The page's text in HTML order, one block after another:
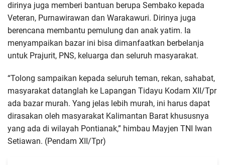
dirinya juga memberi bantuan berupa Sembako kepada
Veteran, Purnawirawan dan Warakawuri. Dirinya juga
berencana membantu pemulung dan anak yatim. Ia
menyampaikan bazar ini bisa dimanfaatkan berbelanja
untuk Prajurit, PNS, keluarga dan seluruh masyarakat.
“Tolong sampaikan kepada seluruh teman, rekan, sahabat,
masyarakat datanglah ke Lapangan Tidayu Kodam XII/Tpr
ada bazar murah. Yang jelas lebih murah, ini harus dapat
dirasakan oleh masyarakat Kalimantan Barat khususnya
yang ada di wilayah Pontianak,” himbau Mayjen TNI Iwan
Setiawan. (Pendam XII/Tpr)